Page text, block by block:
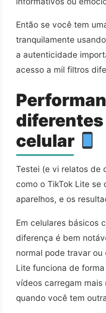
Então se você tem
tranquilamente
a autenticidade
acesso a mil filtros
celular
Testei (e vi relatos de
como o TikTok Lite
aparelhos, e os
Em celulares básicos
diferença é bem
normal pode travar
Lite funciona de
vídeos carregam mais
quando você tem